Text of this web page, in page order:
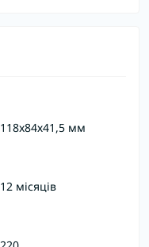
118x84х41,5 мм
12 місяців